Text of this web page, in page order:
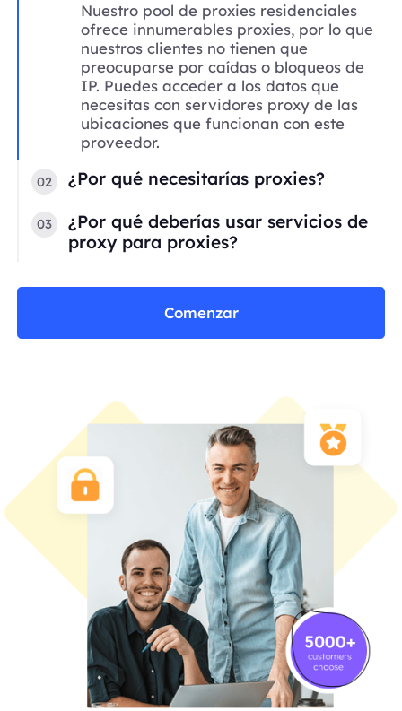
Nuestro pool de proxies residenciales
ofrece innumerables proxies, por lo que
nuestros clientes no tienen que
preocuparse por caídas o bloqueos de
IP. Puedes acceder a los datos que
necesitas con servidores proxy de las
ubicaciones que funcionan con este
proveedor.
02 ¿Por qué necesitarías proxies?
03
¿Por qué deberías usar servicios de
proxy para proxies?
Comenzar